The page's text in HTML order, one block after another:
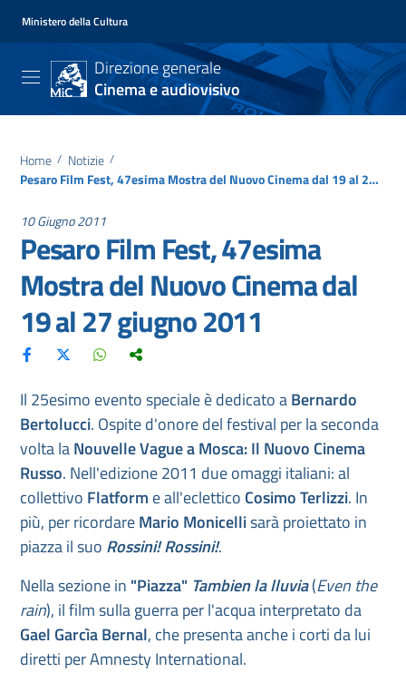
Ministero della Cultura
Direzione generale
Cinema e audiovisivo
Home / Notizie /
Pesaro Film Fest, 47esima Mostra del Nuovo Cinema dal 19 al 27 giugno 2011
10 Giugno 2011
Pesaro Film Fest, 47esima
Mostra del Nuovo Cinema dal
19 al 27 giugno 2011
Il 25esimo evento speciale è dedicato aBernardo
Bertolucci. Ospite d'onore del festival per la seconda
volta laNouvelle Vague a Mosca: Il Nuovo Cinema
Russo. Nell'edizione 2011 due omaggi italiani: al
collettivo Flatform e all'eclettico Cosimo Terlizzi. In
più, per ricordareMario Monicellisarà proiettato in
piazza il suo Rossini! Rossini!.
Nella sezione in "Piazza" Tambien la lluvia(Even the
rain), il film sulla guerra per l'acqua interpretato da
Gael Garcìa Bernal, che presenta anche i corti da lui
diretti per Amnesty International.